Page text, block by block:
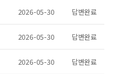
2026-05-30 답변완료
2026-05-30 답변완료
2026-05-30 답변완료